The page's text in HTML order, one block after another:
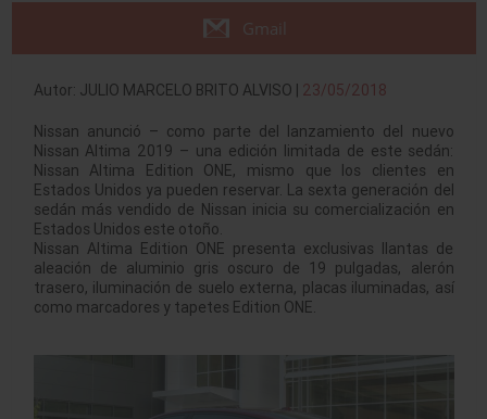
Gmail
Autor: JULIO MARCELO BRITO ALVISO | 23/05/2018
Nissan anunció – como parte del lanzamiento del nuevo
Nissan Altima 2019 – una edición limitada de este sedán:
Nissan Altima Edition ONE, mismo que los clientes en
Estados Unidos ya pueden reservar. La sexta generación del
sedán más vendido de Nissan inicia su comercialización en
Estados Unidos este otoño.
Nissan Altima Edition ONE presenta exclusivas llantas de
aleación de aluminio gris oscuro de 19 pulgadas, alerón
trasero, iluminación de suelo externa, placas iluminadas, así
como marcadores y tapetes Edition ONE.